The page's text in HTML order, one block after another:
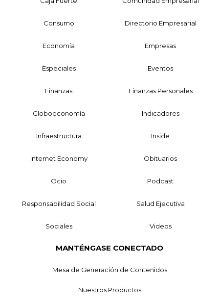
Consumo Directorio Empresarial
Economía Empresas
Especiales Eventos
Finanzas Finanzas Personales
Globoeconomía Indicadores
Infraestructura Inside
Internet Economy Obituarios
Ocio Podcast
Responsabilidad Social Salud Ejecutiva
Sociales Videos
MANTÉNGASE CONECTADO
Mesa de Generación de Contenidos
Nuestros Productos